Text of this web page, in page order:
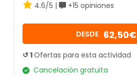
4.6/5 |
+15 opiniones
DESDE 62,50€
↺ 1Ofertas para esta actividad
Cancelación gratuita